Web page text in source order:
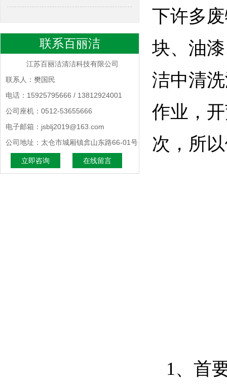
联系百丽洁
江苏百丽洁清洁科技有限公司
联系人：樊国民
电话：15925795666 / 13812924001
公司座机：0512-53655666
电子邮箱：jsblj2019@163.com
公司地址：太仓市城厢镇弇山东路66-01号
立即咨询 在线留言
下许多
块、油
洁中清
作业，
次，所
1、首